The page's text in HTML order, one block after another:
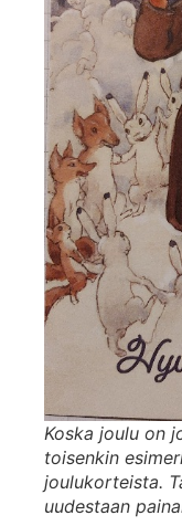
Koska joulu on
toisenkin
joulukorteista.
uudestaan